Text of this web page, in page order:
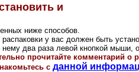
и
ниже способов.
распаковки у вас должен быть
два раза левой кнопкой мыши,
прочитайте комментарий
с данной